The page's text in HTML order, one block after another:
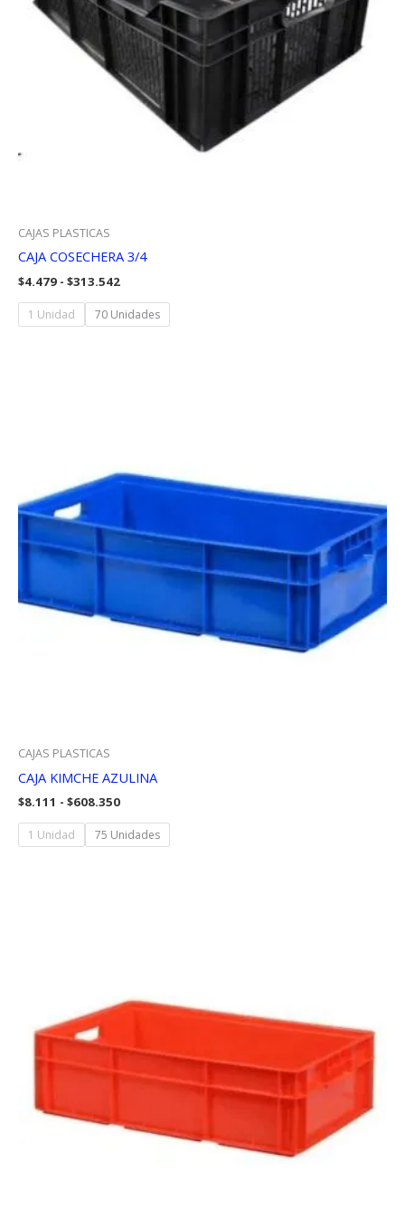
CAJAS PLASTICAS
CAJA COSECHERA 3/4
$4.479 - $313.542Rango
precios:
desde
1 Unidad 70 Unidades
CAJAS PLASTICAS
CAJA KIMCHE AZULINA
$8.111 - $608.350Rango
precios:
desde
1 Unidad 75 Unidades